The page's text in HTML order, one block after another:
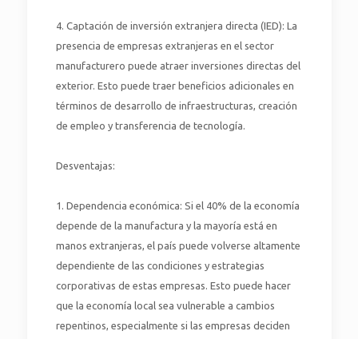
4. Captación de inversión extranjera directa (IED): La
presencia de empresas extranjeras en el sector
manufacturero puede atraer inversiones directas del
exterior. Esto puede traer beneficios adicionales en
términos de desarrollo de infraestructuras, creación
de empleo y transferencia de tecnología.
Desventajas:
1. Dependencia económica: Si el 40% de la economía
depende de la manufactura y la mayoría está en
manos extranjeras, el país puede volverse altamente
dependiente de las condiciones y estrategias
corporativas de estas empresas. Esto puede hacer
que la economía local sea vulnerable a cambios
repentinos, especialmente si las empresas deciden